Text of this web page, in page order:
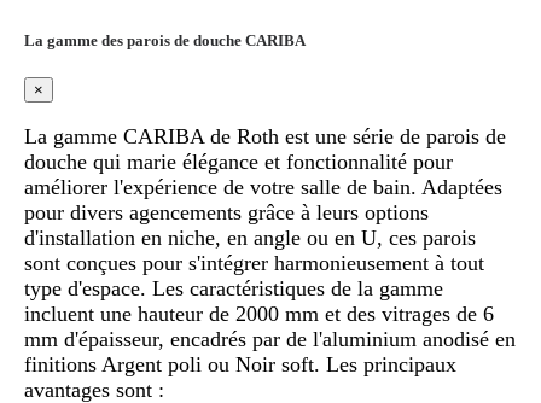
La gamme des parois de douche CARIBA
×
La gamme CARIBA de Roth est une série de parois de
douche qui marie élégance et fonctionnalité pour
améliorer l'expérience de votre salle de bain. Adaptées
pour divers agencements grâce à leurs options
d'installation en niche, en angle ou en U, ces parois
sont conçues pour s'intégrer harmonieusement à tout
type d'espace. Les caractéristiques de la gamme
incluent une hauteur de 2000 mm et des vitrages de 6
mm d'épaisseur, encadrés par de l'aluminium anodisé en
finitions Argent poli ou Noir soft. Les principaux
avantages sont :